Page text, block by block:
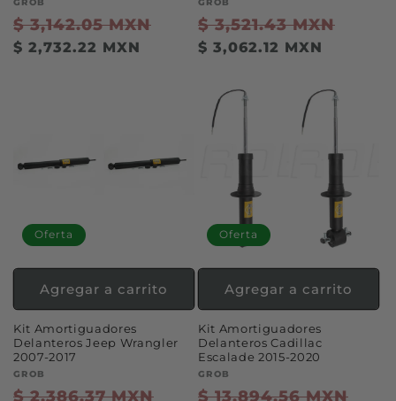
Proveedor:
GROB
Precio
habitual
$ 3,142.05 MXN
Precio
$ 2,732.22 MXN
Proveedor:
GROB
Precio
habitual
$ 3,521.43 MXN
$ 3,062.12 MXN
Oferta
Kit Amortiguadores
Delanteros Jeep Wrangler
2007-2017
Proveedor:
GROB
Precio
$ 2,386.37 MXN
Precio
Agregar a carrito
Oferta
Kit Amortiguadores
Delanteros Cadillac
Escalade 2015-2020
Proveedor:
GROB
Precio
$ 13,894.56 MXN
Agregar a carrito